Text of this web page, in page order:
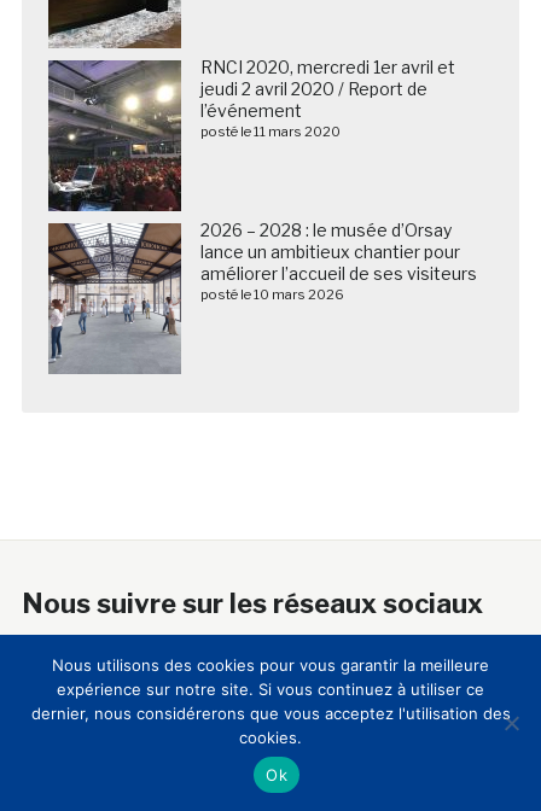
RNCI 2020, mercredi 1er avril et
jeudi 2 avril 2020 / Report de
l’événement
posté le 11 mars 2020
2026 – 2028 : le musée d’Orsay
lance un ambitieux chantier pour
améliorer l’accueil de ses visiteurs
posté le 10 mars 2026
Nous suivre sur les réseaux sociaux
Nous utilisons des cookies pour vous garantir la meilleure
expérience sur notre site. Si vous continuez à utiliser ce
dernier, nous considérerons que vous acceptez l'utilisation des
cookies.
Ok